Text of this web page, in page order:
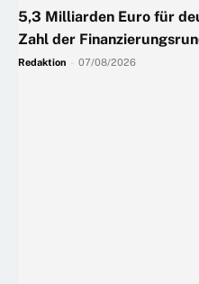
5,3 Milliarden Euro für
Zahl der
Redaktion 07/08/2026